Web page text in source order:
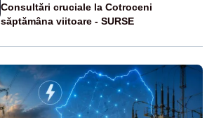
Consultări cruciale la Cotroceni
săptămâna viitoare - SURSE